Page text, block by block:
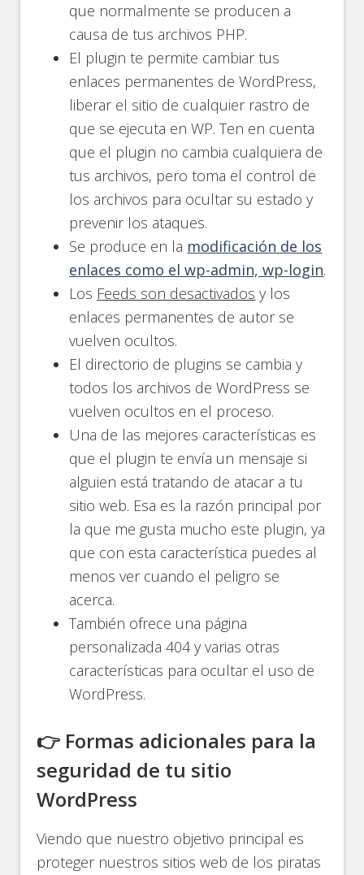
que normalmente se producen a
causa de tus archivos PHP.
El plugin te permite cambiar tus
enlaces permanentes de WordPress,
liberar el sitio de cualquier rastro de
que se ejecuta en WP. Ten en cuenta
que el plugin no cambia cualquiera de
tus archivos, pero toma el control de
los archivos para ocultar su estado y
prevenir los ataques.
Se produce en la modificación de los
enlaces como el wp-admin, wp-login.
Los Feeds son desactivados y los
enlaces permanentes de autor se
vuelven ocultos.
El directorio de plugins se cambia y
todos los archivos de WordPress se
vuelven ocultos en el proceso.
Una de las mejores características es
que el plugin te envía un mensaje si
alguien está tratando de atacar a tu
sitio web. Esa es la razón principal por
la que me gusta mucho este plugin, ya
que con esta característica puedes al
menos ver cuando el peligro se
acerca.
También ofrece una página
personalizada 404 y varias otras
características para ocultar el uso de
WordPress.
👉 Formas adicionales para la
seguridad de tu sitio
WordPress
Viendo que nuestro objetivo principal es
proteger nuestros sitios web de los piratas